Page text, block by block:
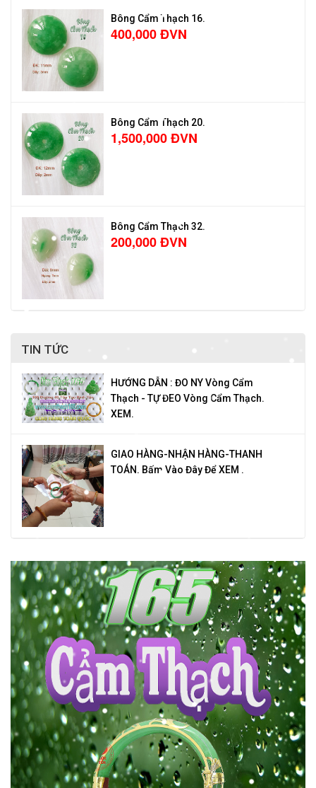
Bông Cẩm Thạch 16.
400,000 ĐVN
Bông Cẩm Thạch 20.
1,500,000 ĐVN
Bông Cẩm Thạch 32.
200,000 ĐVN
TIN TỨC
HƯỚNG DẪN : ĐO NY Vòng Cẩm
Thạch - TỰ ĐEO Vòng Cẩm Thạch.
XEM.
GIAO HÀNG-NHẬN HÀNG-THANH
TOÁN. Bấm Vào Đây Để XEM .